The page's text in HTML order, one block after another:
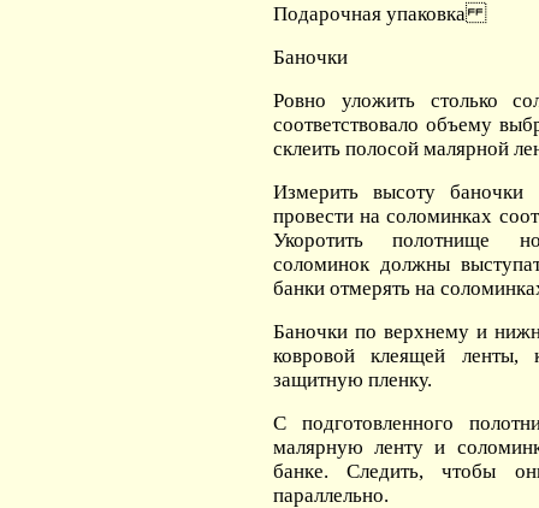
Подарочная упаковка
Баночки
Ровно уложить столько
соответствовало объему
склеить полосой малярной
Измерить высоту
провести на соломинках
Укоротить полотнище
соломинок должны
банки отмерять на
Баночки по верхнему и
ковровой клеящей ленты,
защитную пленку.
С подготовленного
малярную ленту и
банке. Следить, чтобы
параллельно.